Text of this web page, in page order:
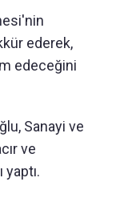
ederek,
edeceğini
Sanayi ve
ve
yaptı.